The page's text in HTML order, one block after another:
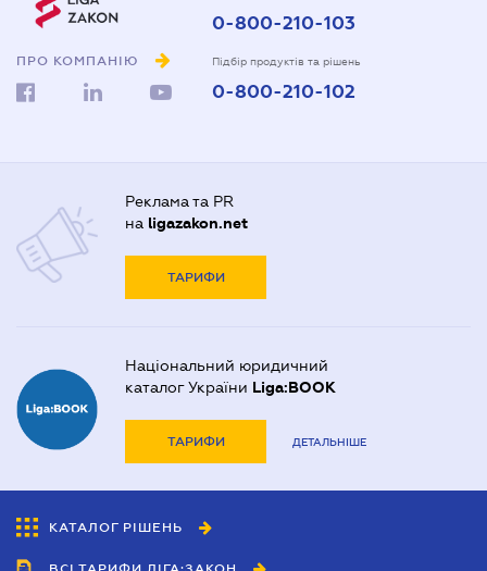
ПРО КОМПАНІЮ
0-800-210-103
Підбір продуктів та рішень
0-800-210-102
Реклама та PR
на ligazakon.net
ТАРИФИ
Національний юридичний
каталог України Liga:BOOK
ТАРИФИ ДЕТАЛЬНІШЕ
КАТАЛОГ РІШЕНЬ